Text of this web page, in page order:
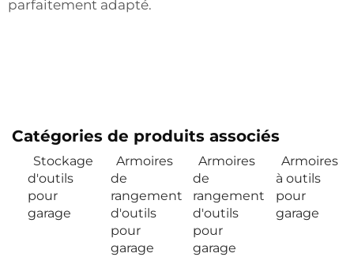
parfaitement adapté.
Catégories de produits associés
Stockage
d'outils
pour
garage
Armoires
de
rangement
d'outils
pour
garage
Armoires
de
rangement
d'outils
pour
garage
Armoires
à outils
pour
garage